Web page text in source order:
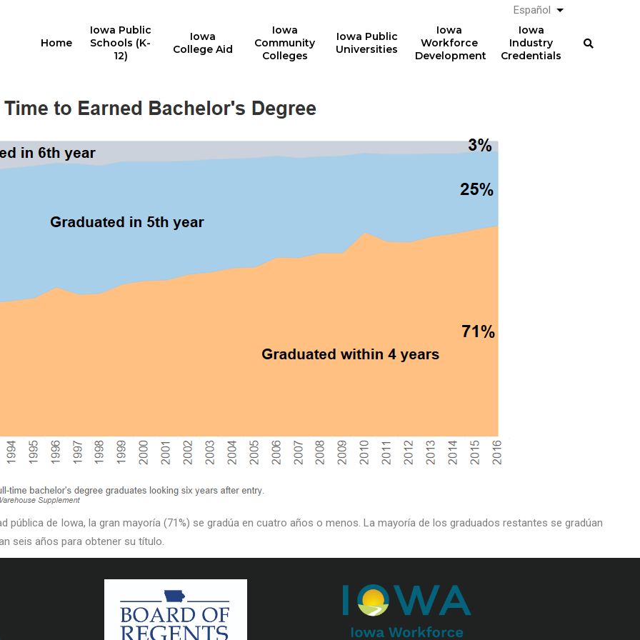
Home
Iowa Public
Schools (K-
12)
Iowa
College Aid
Iowa
Community
Colleges
Iowa Public
Universities
Iowa
Workforce
Development
Iowa
Industry
Credentials
Español List additional
pública de Iowa, la gran mayoría (71%) se gradúa en cuatro años o menos. La mayoría de los graduados restantes se gradúan
seis años para obtener su título.